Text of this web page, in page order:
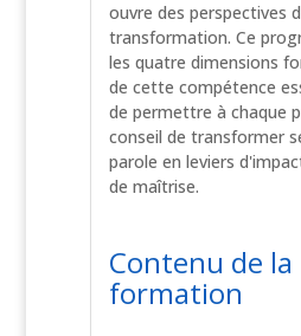
ouvre des perspectives
transformation. Ce
les quatre dimensions
de cette compétence
de permettre à chaque
conseil de transformer
parole en leviers
de maîtrise.
Contenu de la
formation